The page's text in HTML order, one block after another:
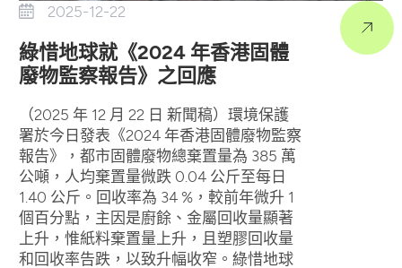
2025-12-22
綠惜地球就《2024 年香港固體
廢物監察報告》之回應
（2025 年 12 月 22 日 新聞稿）環境保護
署於今日發表《2024 年香港固體廢物監察
報告》，都市固體廢物總棄置量為 385 萬
公噸，人均棄置量微跌 0.04 公斤至每日
1.40 公斤。回收率為 34 %，較前年微升 1
個百分點，主因是廚餘、金屬回收量顯著
上升，惟紙料棄置量上升，且塑膠回收量
和回收率告跌，以致升幅收窄。綠惜地球